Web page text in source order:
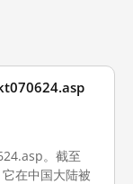
。截至
在中国大陆被